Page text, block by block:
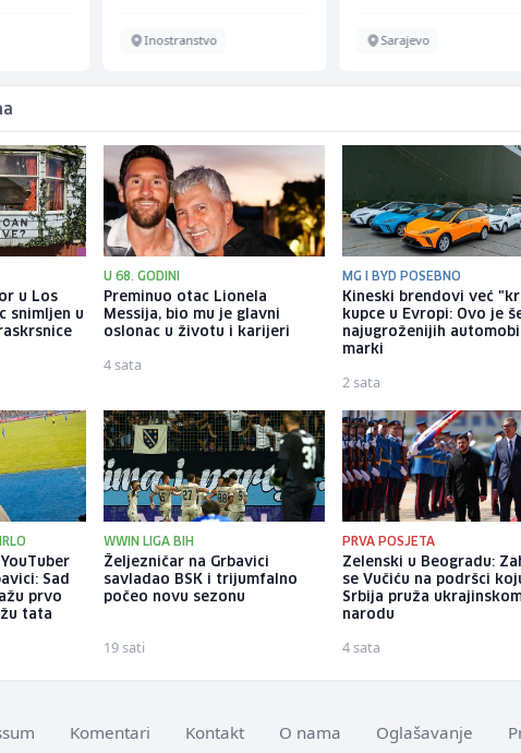
Inostranstvo Sarajevo
u Los
snimljen u
U 68. GODINI
Preminuo otac Lionela
Messija, bio mu je glavni
oslonac u životu i karijeri
4 sata
MG I BYD POSEBNO
Kineski brendovi već
kupce u Evropi: Ovo je
najugroženijih
marki
2 sata
Sad
prvo
tata
WWIN LIGA BIH
Željezničar na Grbavici
savladao BSK i trijumfalno
počeo novu sezonu
19 sati
PRVA POSJETA
Zelenski u Beogradu:
se Vučiću na podršci
Srbija pruža
narodu
4 sata
Komentari Kontakt O nama Oglašavanje